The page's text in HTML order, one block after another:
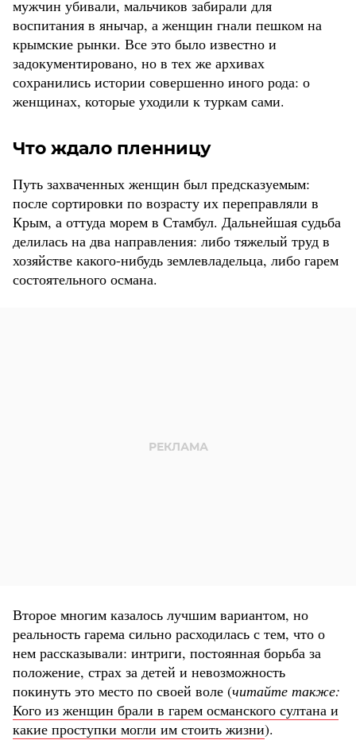
мужчин убивали, мальчиков забирали для
воспитания в янычар, а женщин гнали пешком на
крымские рынки. Все это было известно и
задокументировано, но в тех же архивах
сохранились истории совершенно иного рода: о
женщинах, которые уходили к туркам сами.
Что ждало пленницу
Путь захваченных женщин был предсказуемым:
после сортировки по возрасту их переправляли в
Крым, а оттуда морем в Стамбул. Дальнейшая судьба
делилась на два направления: либо тяжелый труд в
хозяйстве какого-нибудь землевладельца, либо гарем
состоятельного османа.
Второе многим казалось лучшим вариантом, но
реальность гарема сильно расходилась с тем, что о
нем рассказывали: интриги, постоянная борьба за
положение, страх за детей и невозможность
покинуть это место по своей воле (читайте также:
Кого из женщин брали в гарем османского султана и
какие проступки могли им стоить жизни).